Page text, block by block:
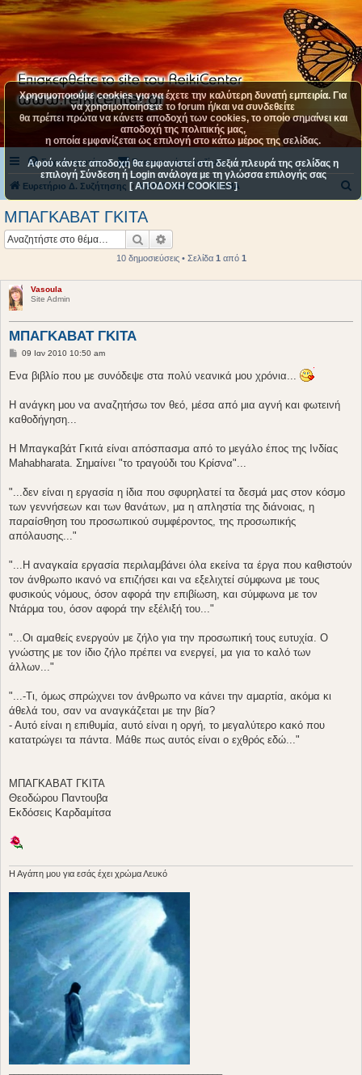
Συχνές ερωτήσεις Επικοινωνήστε μαζί μας
Ευρετήριο Δ. Συζήτησης ΚΑΤΗΓΟΡΙΑ 4 ΒΙΒΛΙΑ
τ
ΜΠΑΓΚΑΒΑΤ ΓΚΙΤΑ
Αναζήτηση
10 δημοσιεύσεις • Σελίδα 1 από 1
Vasoula
Site Admin
ΜΠΑΓΚΑΒΑΤ ΓΚΙΤΑ
Δ
ο
ε
υ
09 Ιαν 2010 10:50 am
Ενα βιβλίο που με συνόδεψε στα πολύ νεανικά μου χρόνια...
Η ανάγκη μου να αναζητήσω τον θεό, μέσα από μια αγνή και φωτεινή
καθοδήγηση...
Η Μπαγκαβάτ Γκιτά είναι απόσπασμα από το μεγάλο έπος της Ινδίας
Mahabharata. Σημαίνει "το τραγούδι του Κρίσνα"...
"...δεν είναι η εργασία η ίδια που σφυρηλατεί τα δεσμά μας στον κόσμο
των γεννήσεων και των θανάτων, μα η απληστία της διάνοιας, η
παραίσθηση του προσωπικού συμφέροντος, της προσωπικής
απόλαυσης..."
"...Η αναγκαία εργασία περιλαμβάνει όλα εκείνα τα έργα που καθιστούν
τον άνθρωπο ικανό να επιζήσει και να εξελιχτεί σύμφωνα με τους
φυσικούς νόμους, όσον αφορά την επιβίωση, και σύμφωνα με τον
Ντάρμα του, όσον αφορά την εξέλιξή του..."
"...Οι αμαθείς ενεργούν με ζήλο για την προσωπική τους ευτυχία. Ο
γνώστης με τον ίδιο ζήλο πρέπει να ενεργεί, μα για το καλό των
άλλων..."
"...-Τι, όμως σπρώχνει τον άνθρωπο να κάνει την αμαρτία, ακόμα κι
άθελά του, σαν να αναγκάζεται με την βία?
- Αυτό είναι η επιθυμία, αυτό είναι η οργή, το μεγαλύτερο κακό που
κατατρώγει τα πάντα. Μάθε πως αυτός είναι ο εχθρός εδώ..."
ΜΠΑΓΚΑΒΑΤ ΓΚΙΤΑ
Θεοδώρου Παντουβα
Εκδόσεις Καρδαμίτσα
H Aγάπη μου για εσάς έχει χρώμα Λευκό
Χρησιμοποιούμε cookies για να έχετε την καλύτερη δυνατή εμπειρία. Για
να χρησιμοποιήσετε το forum ή/και να συνδεθείτε
θα πρέπει πρώτα να κάνετε αποδοχή των cookies, το οποίο σημαίνει και
αποδοχή της πολιτικής μας,
η οποία εμφανίζεται ως επιλογή στο κάτω μέρος της σελίδας.
Αφού κάνετε αποδοχή θα εμφανιστεί στη δεξιά πλευρά της σελίδας η
επιλογή Σύνδεση ή Login ανάλογα με τη γλώσσα επιλογής σας
[ ΑΠΟΔΟΧΗ COOKIES ]